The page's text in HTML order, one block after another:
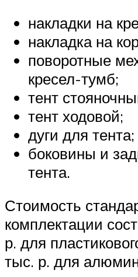
накладки на
накладка на
поворотные
кресел-тумб;
тент
тент ходовой;
дуги для тента;
боковины и
тента.
Стоимость
комплектации
р. для
тыс. р. для